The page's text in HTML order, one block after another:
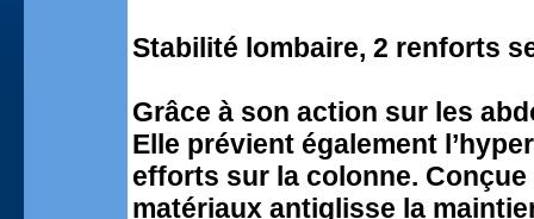
Stabilité lombaire, 2 renforts
Grâce à son action sur les
Elle prévient également
efforts sur la colonne.
matériaux antiglisse la